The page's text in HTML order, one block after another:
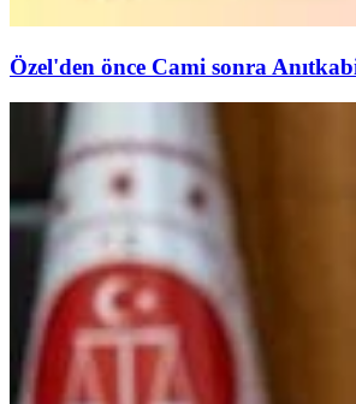
Özel'den önce Cami sonra